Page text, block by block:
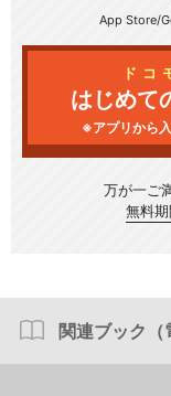
App Store/
ドコ
はじめて
※アプリから
万が一ご
無料期
関連ブック（